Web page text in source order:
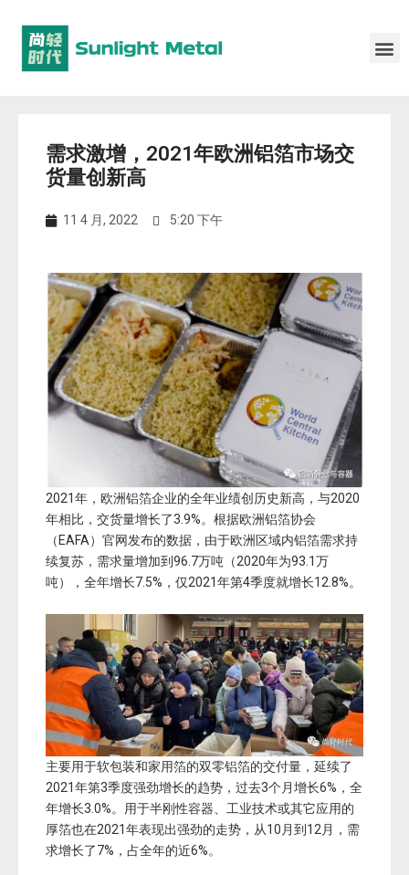
需求激增，2021年欧洲铝箔市场交
货量创新高
11 4 月, 2022 5:20 下午
2021年，欧洲铝箔企业的全年业绩创历史新高，与2020
年相比，交货量增长了3.9%。根据欧洲铝箔协会
（EAFA）官网发布的数据，由于欧洲区域内铝箔需求持
续复苏，需求量增加到96.7万吨（2020年为93.1万
吨），全年增长7.5%，仅2021年第4季度就增长12.8%。
主要用于软包装和家用箔的双零铝箔的交付量，延续了
2021年第3季度强劲增长的趋势，过去3个月增长6%，全
年增长3.0%。用于半刚性容器、工业技术或其它应用的
厚箔也在2021年表现出强劲的走势，从10月到12月，需
求增长了7%，占全年的近6%。